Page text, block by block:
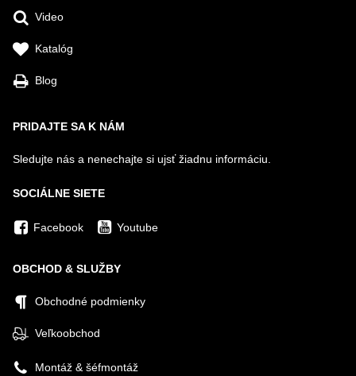
Video
Katalóg
Blog
PRIDAJTE SA K NÁM
Sledujte nás a nenechajte si ujsť žiadnu informáciu.
SOCIÁLNE SIETE
Facebook Youtube
OBCHOD & SLUŽBY
Obchodné podmienky
Veľkoobchod
Montáž & šéfmontáž